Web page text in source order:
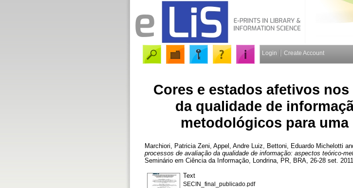
Login Create Account
Cores e estados afetivos
da qualidade de
metodológicos para
Marchiori, Patricia Zeni Appel, Andre Luiz Bettoni, Eduardo Michelotti
processos de avaliação da qualidade de informação: aspectos teórico-
Seminário em Ciência da Informação, Londrina, PR, BRA, 26-28 set.
Text
SECIN_final_publicado.pdf